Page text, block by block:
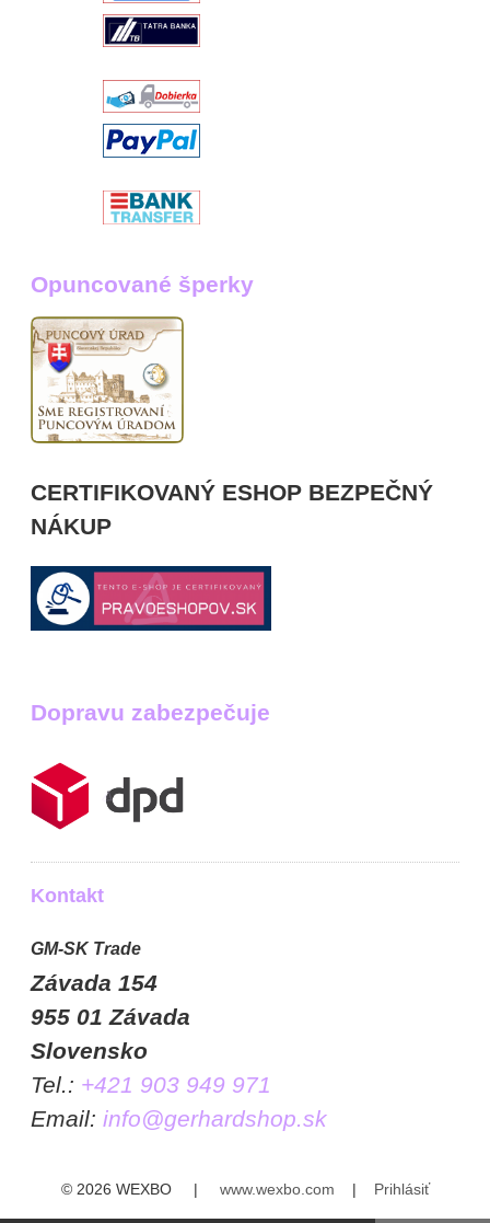
Opuncované šperky
CERTIFIKOVANÝ ESHOP BEZPEČNÝ
NÁKUP
Dopravu zabezpečuje
Kontakt
GM-SK Trade
Závada 154
955 01 Závada
Slovensko
Tel.: +421 903 949 971
Email: info@gerhardshop.sk
© 2026 WEXBO | www.wexbo.com | Prihlásiť